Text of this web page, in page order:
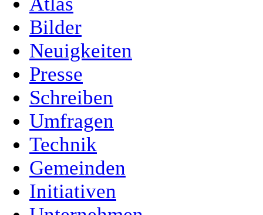
Bilder
Neuigkeiten
Presse
Schreiben
Umfragen
Technik
Gemeinden
Initiativen